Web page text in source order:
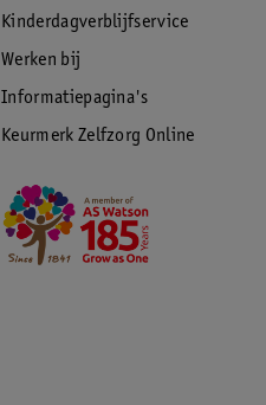
Kinderdagverblijfservice
Werken bij
Informatiepagina's
Keurmerk Zelfzorg Online